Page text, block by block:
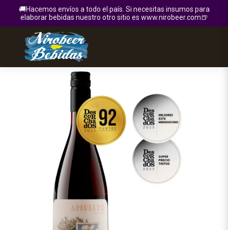
🚚Hacemos envíos a todo el país. Si necesitas insumos para
elaborar bebidas nuestro otro sitio es www.nirobeer.com🍺